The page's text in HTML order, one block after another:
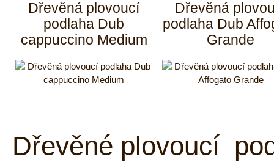
Dřevěná plovoucí
podlaha Dub
cappuccino Medium
Dřevěná
podlaha Dub
Grande
Dřevěné plovoucí